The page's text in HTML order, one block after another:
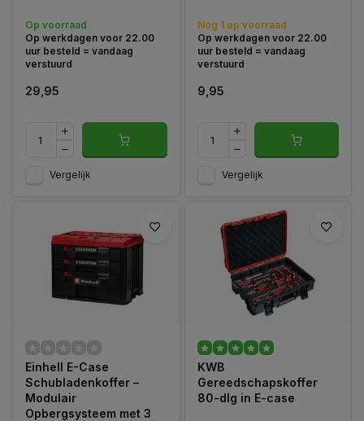
en andere benodigdheden.
Op voorraad
Op werkdagen voor 22.00
uur besteld = vandaag
verstuurd
29,95
Vergelijk
Nog 1 op voorraad
Op werkdagen voor 22.00
uur besteld = vandaag
verstuurd
9,95
Vergelijk
Einhell E-Case
Schubladenkoffer –
Modulair
Opbergsysteem met 3
KWB
Gereedschapskoffer
80-dlg in E-case